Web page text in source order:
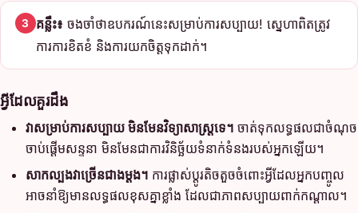
3 គន្លឹះ៖ ចងចាំថាឧបករណ៍នេះសម្រាប់ការសប្បាយ! ស្នេហាពិតត្រូវ
ការការខិតខំ និងការយកចិត្តទុកដាក់។
អ្វីដែលគួរដឹង
វាសម្រាប់ការសប្បាយ មិនមែនវិទ្យាសាស្ត្រទេ។ ចាត់ទុកលទ្ធផលជាចំណុច
ចាប់ផ្តើមសន្ទនា មិនមែនជាការវិនិច្ឆ័យទំនាក់ទំនងរបស់អ្នកឡើយ។
សាកល្បងវាច្រើនជាងម្តង។ ការផ្លាស់ប្តូរតិចតួចចំពោះអ្វីដែលអ្នកបញ្ចូល
អាចនាំឱ្យមានលទ្ធផលខុសគ្នាខ្លាំង ដែលជាភាពសប្បាយពាក់កណ្តាល។